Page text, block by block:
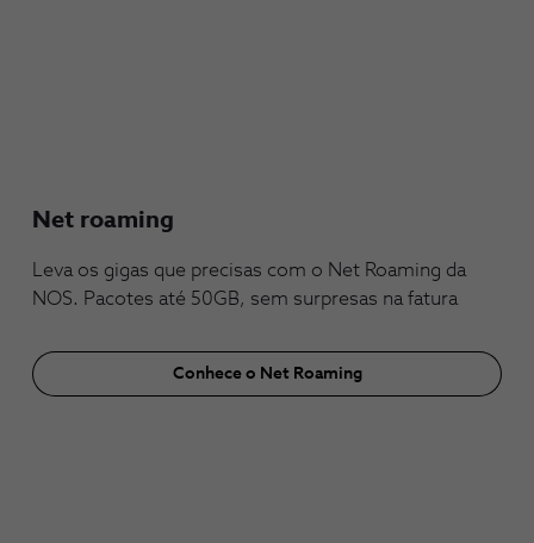
Net roaming
Leva os gigas que precisas com o Net Roaming da
NOS. Pacotes até 50GB, sem surpresas na fatura
Conhece o Net Roaming